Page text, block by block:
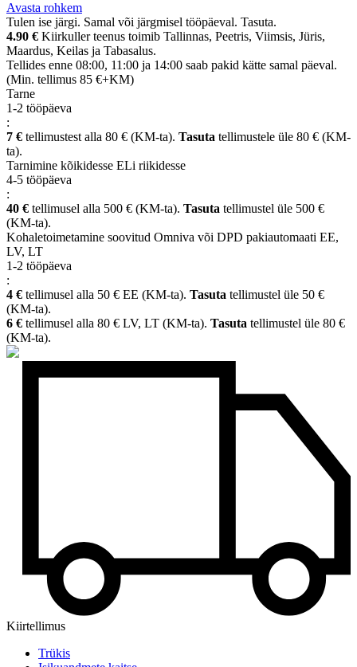
Avasta rohkem
Tulen ise järgi. Samal või järgmisel tööpäeval. Tasuta.
4.90 € Kiirkuller teenus toimib Tallinnas, Peetris, Viimsis, Jüris,
Maardus, Keilas ja Tabasalus.
Tellides enne 08:00, 11:00 ja 14:00 saab pakid kätte samal päeval.
(Min. tellimus 85 €+KM)
Tarne
1-2 tööpäeva
:
7 € tellimustest alla 80 € (KM-ta). Tasuta tellimustele üle 80 € (KM-
ta).
Tarnimine kõikidesse ELi riikidesse
4-5 tööpäeva
:
40 € tellimusel alla 500 € (KM-ta). Tasuta tellimustel üle 500 €
(KM-ta).
Kohaletoimetamine soovitud Omniva või DPD pakiautomaati EE,
LV, LT
1-2 tööpäeva
:
4 € tellimusel alla 50 € EE (KM-ta). Tasuta tellimustel üle 50 €
(KM-ta).
6 € tellimusel alla 80 € LV, LT (KM-ta). Tasuta tellimustel üle 80 €
(KM-ta).
Kiirtellimus
Trükis